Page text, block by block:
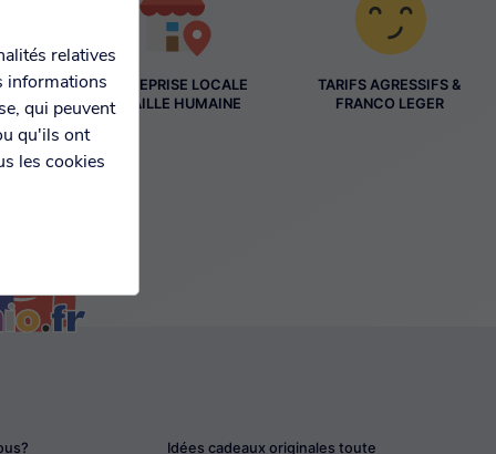
ENTREPRISE LOCALE
À TAILLE HUMAINE
TARIFS AGRESSIFS &
FRANCO LEGER
Idées cadeaux originales toute
relatives
informations
qui peuvent
qu'ils ont
les cookies